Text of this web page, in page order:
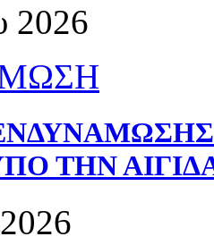
2026
ΤΗΝ